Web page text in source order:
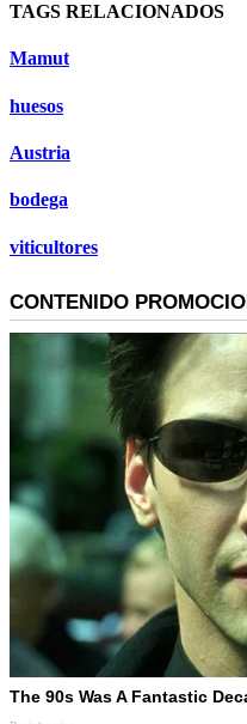
TAGS RELACIONADOS
Mamut
huesos
Austria
bodega
viticultores